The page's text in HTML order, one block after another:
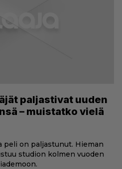
paljastivat uuden
– muistatko vielä
peli on paljastunut. Hieman
studion kolmen vuoden